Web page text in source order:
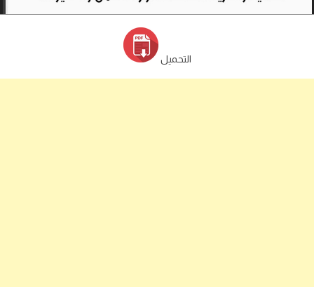
التحميل